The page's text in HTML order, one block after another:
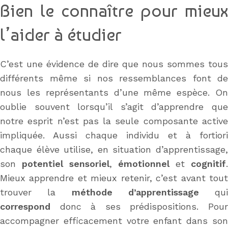
Bien le connaître pour mieux
l’aider à étudier
C’est une évidence de dire que nous sommes tous
différents même si nos ressemblances font de
nous les représentants d’une même espèce. On
oublie souvent lorsqu’il s’agit d’apprendre que
notre esprit n’est pas la seule composante active
impliquée. Aussi chaque individu et à fortiori
chaque élève utilise, en situation d’apprentissage,
son potentiel sensoriel, émotionnelet cognitif.
Mieux apprendre et mieux retenir, c’est avant tout
trouver la méthode d’apprentissage qui
correspond donc à ses prédispositions. Pour
accompagner efficacement votre enfant dans son